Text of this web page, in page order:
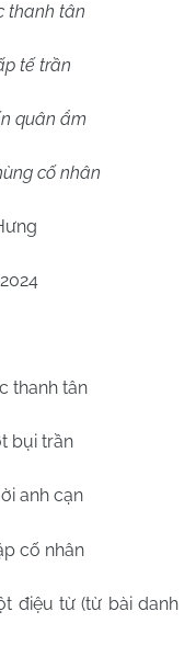
thanh tân
tế trần
quân ẩm
cố nhân
thanh tân
bụi trần
anh cạn
cố nhân
điệu từ (từ bài danh